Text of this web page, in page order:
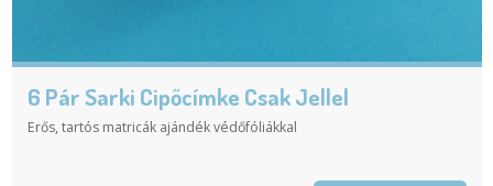
6 Pár Sarki Cipőcímke Csak Jellel
Erős, tartós matricák ajándék védőfóliákkal